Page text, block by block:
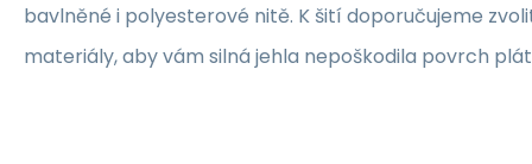
bavlněné i polyesterové nitě. K šití doporučujeme
materiály, aby vám silná jehla nepoškodila povrch